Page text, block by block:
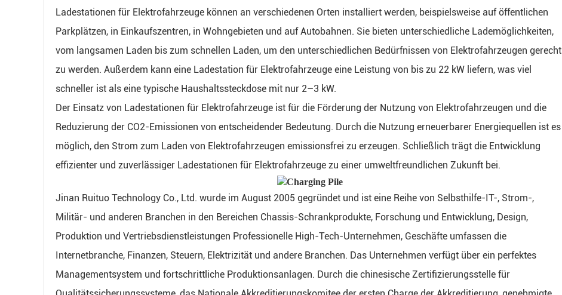
Ladestationen für Elektrofahrzeuge können an verschiedenen Orten installiert werden, beispielsweise auf öffentlichen
Parkplätzen, in Einkaufszentren, in Wohngebieten und auf Autobahnen. Sie bieten unterschiedliche Lademöglichkeiten,
vom langsamen Laden bis zum schnellen Laden, um den unterschiedlichen Bedürfnissen von Elektrofahrzeugen gerecht
zu werden. Außerdem kann eine Ladestation für Elektrofahrzeuge eine Leistung von bis zu 22 kW liefern, was viel
schneller ist als eine typische Haushaltssteckdose mit nur 2–3 kW.
Der Einsatz von Ladestationen für Elektrofahrzeuge ist für die Förderung der Nutzung von Elektrofahrzeugen und die
Reduzierung der CO2-Emissionen von entscheidender Bedeutung. Durch die Nutzung erneuerbarer Energiequellen ist es
möglich, den Strom zum Laden von Elektrofahrzeugen emissionsfrei zu erzeugen. Schließlich trägt die Entwicklung
effizienter und zuverlässiger Ladestationen für Elektrofahrzeuge zu einer umweltfreundlichen Zukunft bei.
Jinan Ruituo Technology Co., Ltd. wurde im August 2005 gegründet und ist eine Reihe von Selbsthilfe-IT-, Strom-,
Militär- und anderen Branchen in den Bereichen Chassis-Schrankprodukte, Forschung und Entwicklung, Design,
Produktion und Vertriebsdienstleistungen Professionelle High-Tech-Unternehmen, Geschäfte umfassen die
Internetbranche, Finanzen, Steuern, Elektrizität und andere Branchen. Das Unternehmen verfügt über ein perfektes
Managementsystem und fortschrittliche Produktionsanlagen. Durch die chinesische Zertifizierungsstelle für